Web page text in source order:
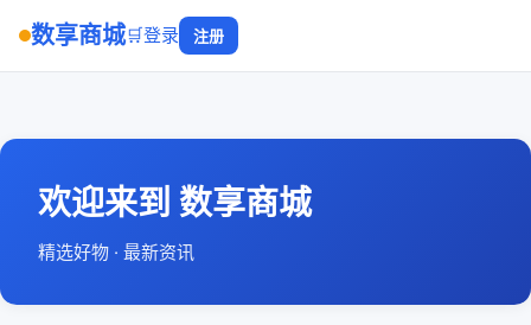
数享商城🛒登录 注册
欢迎来到 数享商城
精选好物 · 最新资讯